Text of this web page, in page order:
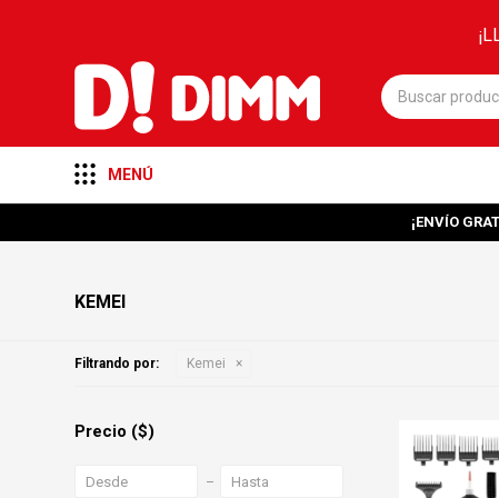
MENÚ
¡ENVÍO
KEMEI
Filtrando por: Kemei
Precio ($)